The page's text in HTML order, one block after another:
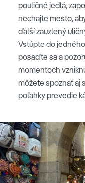
pouličné jedlá,
nechajte mesto,
ďalší zauzlený
Vstúpte do
posaďte sa a
momentoch
môžete spoznať aj
poľahky prevedie